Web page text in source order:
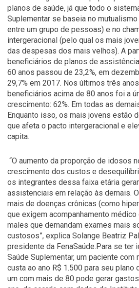
planos de saúde, já que todo o
Suplementar se baseia no
entre um grupo de pessoas) e no
intergeracional (pelo qual os mais
das despesas dos mais velhos). A
beneficiários de planos de
60 anos passou de 23,2%, em
29,7% em 2017. Nos últimos três
beneficiários acima de 80 anos foi a
crescimento: 62%. Em todas as
Enquanto isso, os mais jovens estão
que afeta o pacto intergeracional e
capita.
“O aumento da proporção de idosos
crescimento dos custos e
os integrantes dessa faixa etária
assistenciais em relação às demais.
mais de doenças crônicas (como
que exigem acompanhamento médico
males que demandam exames mais
custosos”, explica Solange Beatriz
presidente da FenaSaúde.Para se ter
Saúde Suplementar, um paciente com
custa ao ano R$ 1.500 para seu plano
um com mais de 80 pode gerar